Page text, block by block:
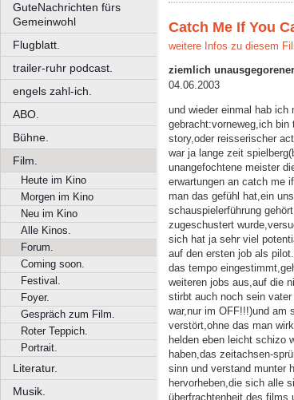
GuteNachrichten fürs
Gemeinwohl
Flugblatt.
trailer-ruhr podcast.
engels zahl-ich.
ABO.
Bühne.
Film.
Heute im Kino
Morgen im Kino
Neu im Kino
Alle Kinos.
Forum.
Coming soon.
Festival.
Foyer.
Gespräch zum Film.
Roter Teppich.
Portrait.
Literatur.
Musik.
Catch Me If You
weitere Infos zu diesem
ziemlich
04.06.2003
und wieder einmal hab
gebracht:vorneweg,ich
story,oder reisserischer
war ja lange zeit
unangefochtene meister
erwartungen an catch me
man das gefühl hat,ein
schauspielerführung
zugeschustert
sich hat ja sehr viel
auf den ersten job als
das tempo
weiteren jobs aus,auf die
stirbt auch noch sein
war,nur im OFF!!!)und am
verstört,ohne das man
helden eben leicht schizo
haben,das zeitachsen-
sinn und verstand munter
hervorheben,die sich alle
überfrachtenheit des films